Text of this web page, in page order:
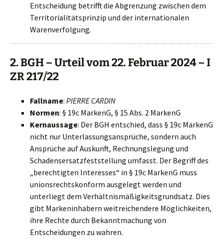
Entscheidung betrifft die Abgrenzung zwischen dem
Territorialitätsprinzip und der internationalen
Warenverfolgung.
2. BGH – Urteil vom 22. Februar 2024 – I
ZR 217/22
Fallname: PIERRE CARDIN
Normen: § 19c MarkenG, § 15 Abs. 2 MarkenG
Kernaussage: Der BGH entschied, dass § 19c MarkenG
nicht nur Unterlassungsansprüche, sondern auch
Ansprüche auf Auskunft, Rechnungslegung und
Schadensersatzfeststellung umfasst. Der Begriff des
„berechtigten Interesses“ in § 19c MarkenG muss
unionsrechtskonform ausgelegt werden und
unterliegt dem Verhältnismäßigkeitsgrundsatz. Dies
gibt Markeninhabern weitreichendere Möglichkeiten,
ihre Rechte durch Bekanntmachung von
Entscheidungen zu wahren.